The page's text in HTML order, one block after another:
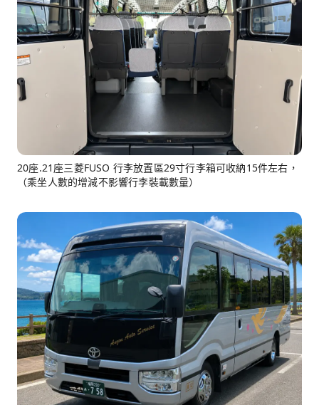
20座.21座三菱FUSO 行李放置區29寸行李箱可收納15件左右，
（乘坐人數的增減不影響行李裝載數量）